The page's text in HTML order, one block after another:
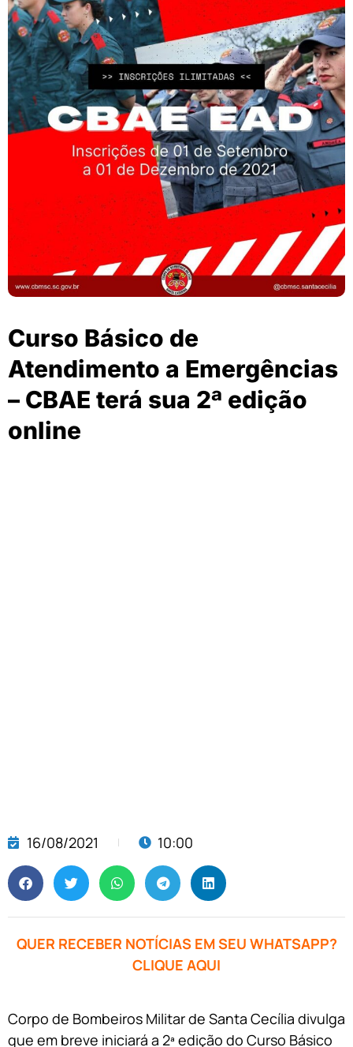
Curso Básico de
Atendimento a Emergências
– CBAE terá sua 2ª edição
online
16/08/2021 10:00
QUER RECEBER NOTÍCIAS EM SEU WHATSAPP?
CLIQUE AQUI
Corpo de Bombeiros Militar de Santa Cecília divulga
que em breve iniciará a 2ª edição do Curso Básico